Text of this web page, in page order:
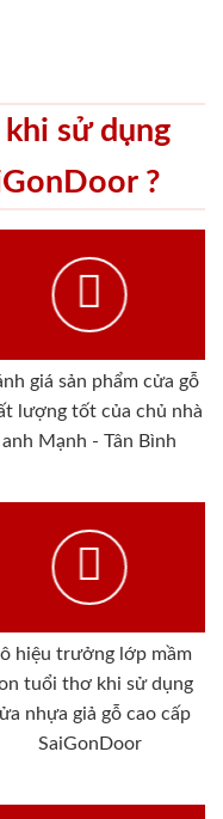
sử dụng
?
giá sản phẩm cửa gỗ
lượng tốt của chủ nhà
anh Mạnh - Tân Bình
hiệu trưởng lớp mầm
tuổi thơ khi sử dụng
nhựa giả gỗ cao cấp
SaiGonDoor